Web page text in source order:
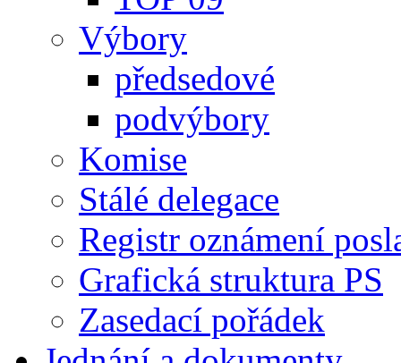
Výbory
předsedové
podvýbory
Komise
Stálé delegace
Registr oznámení
Grafická struktura PS
Zasedací pořádek